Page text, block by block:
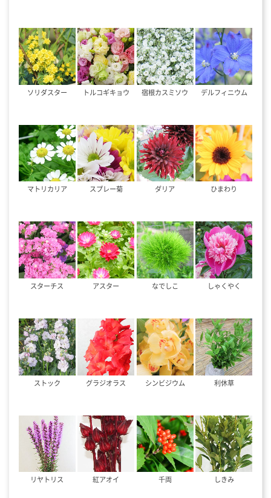
ソリダスター トルコギキョウ 宿根カスミソウ デルフィニウム
マトリカリア スプレー菊 ダリア ひまわり
スターチス アスター なでしこ しゃくやく
ストック グラジオラス シンビジウム 利休草
リヤトリス 紅アオイ 千両 しきみ